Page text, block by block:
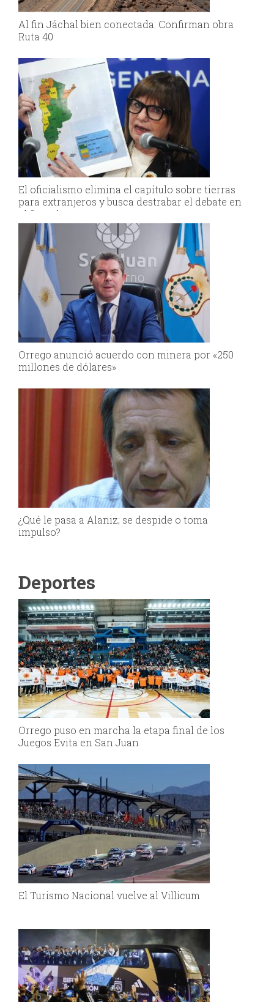
Al fin Jáchal bien conectada: Confirman obra
Ruta 40
El oficialismo elimina el capítulo sobre tierras
para extranjeros y busca destrabar el debate en
el Senado
Orrego anunció acuerdo con minera por «250
millones de dólares»
¿Qué le pasa a Alaniz; se despide o toma
impulso?
Deportes
Orrego puso en marcha la etapa final de los
Juegos Evita en San Juan
El Turismo Nacional vuelve al Villicum